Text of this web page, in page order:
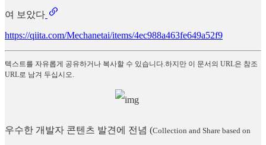
여 보았다
https://qiita.com/Mechanetai/items/4ec988a463fe649a52f9
텍스트를 자유롭게 공유하거나 복사할 수 있습니다.하지만 이 문서의 URL은 참조
URL로 남겨 두십시오.
우수한 개발자 콘텐츠 발견에 전념 (Collection and Share based on